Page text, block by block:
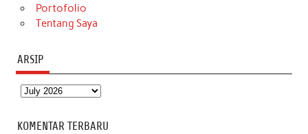
Portofolio
Tentang Saya
ARSIP
Arsip
KOMENTAR TERBARU